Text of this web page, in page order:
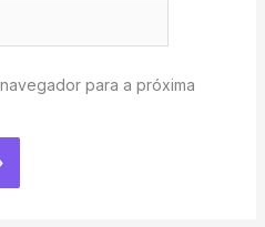
para a próxima